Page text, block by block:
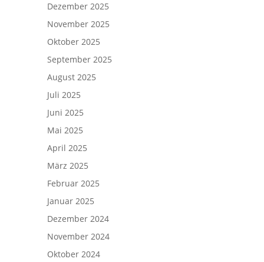
Dezember 2025
November 2025
Oktober 2025
September 2025
August 2025
Juli 2025
Juni 2025
Mai 2025
April 2025
März 2025
Februar 2025
Januar 2025
Dezember 2024
November 2024
Oktober 2024